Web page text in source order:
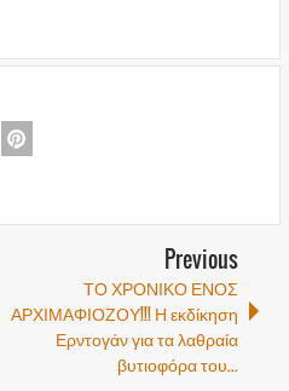
Previous
ΤΟ ΧΡΟΝΙΚΟ ΕΝΟΣ
ΑΡΧΙΜΑΦΙΟΖΟΥ!!! Η εκδίκηση
Ερντογάν για τα λαθραία
βυτιοφόρα του...